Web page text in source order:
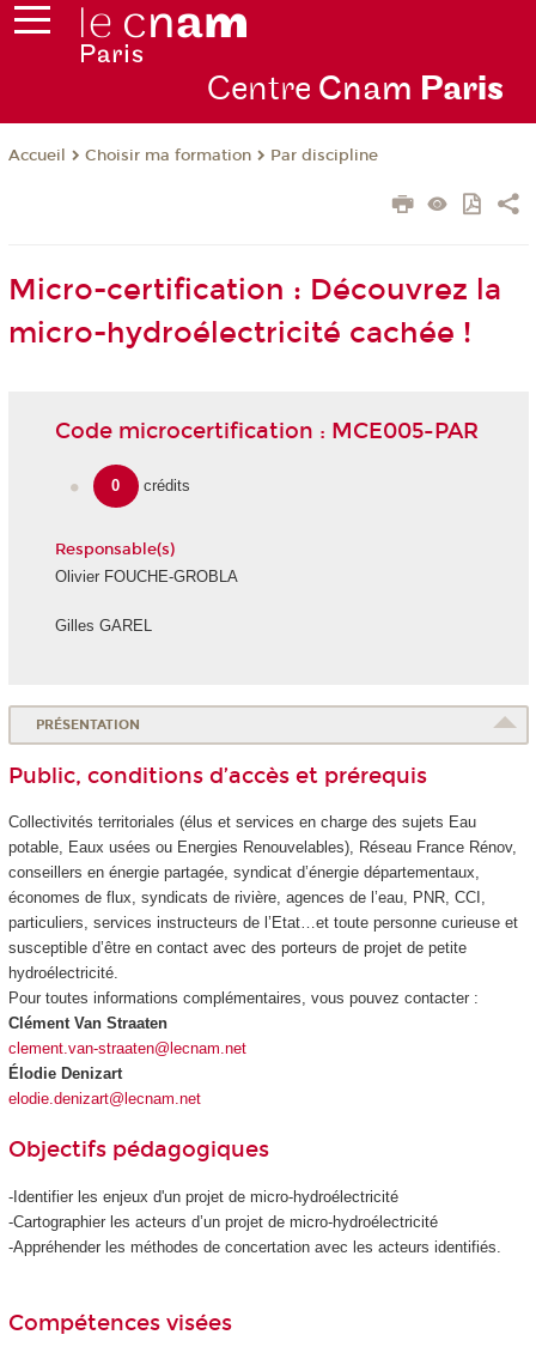
Centre Cnam Paris
Accueil Choisir ma formation Par discipline
Micro-certification : Découvrez la
micro-hydroélectricité cachée !
Code microcertification : MCE005-PAR
0 crédits
Responsable(s)
Olivier FOUCHE-GROBLA
Gilles GAREL
PRÉSENTATION
Public, conditions d’accès et prérequis
Collectivités territoriales (élus et services en charge des sujets Eau
potable, Eaux usées ou Energies Renouvelables), Réseau France Rénov,
conseillers en énergie partagée, syndicat d’énergie départementaux,
économes de flux, syndicats de rivière, agences de l’eau, PNR, CCI,
particuliers, services instructeurs de l’Etat…et toute personne curieuse et
susceptible d’être en contact avec des porteurs de projet de petite
hydroélectricité.
Pour toutes informations complémentaires, vous pouvez contacter :
Clément Van Straaten
clement.van-straaten@lecnam.net
Élodie Denizart
elodie.denizart@lecnam.net
Objectifs pédagogiques
-Identifier les enjeux d'un projet de micro-hydroélectricité
-Cartographier les acteurs d’un projet de micro-hydroélectricité
-Appréhender les méthodes de concertation avec les acteurs identifiés.
Compétences visées